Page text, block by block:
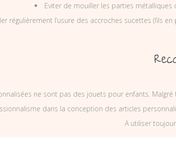
Eviter de mouiller les parties métalliques
régulièrement l’usure des accroches sucettes (fils
ne sont pas des jouets pour enfants.
dans la conception des articles
A utiliser